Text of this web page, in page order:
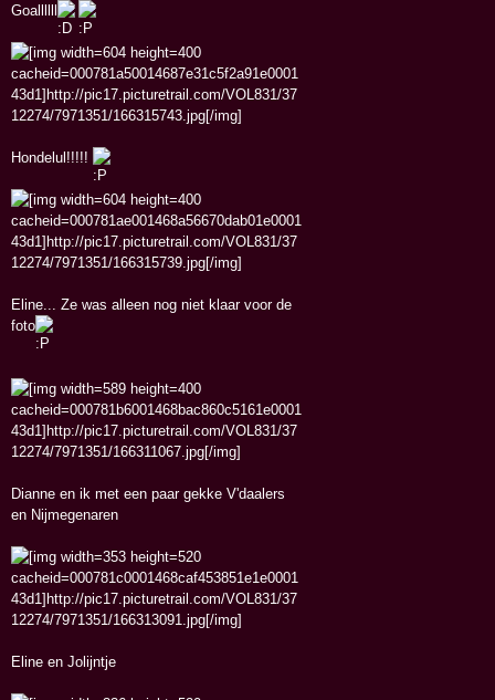
Goallllll
Hondelul!!!!!
Eline... Ze was alleen nog niet klaar voor de
foto
Dianne en ik met een paar gekke V'daalers
en Nijmegenaren
Eline en Jolijntje